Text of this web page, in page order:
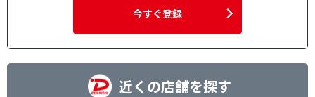
今すぐ登録
近くの店舗を探す